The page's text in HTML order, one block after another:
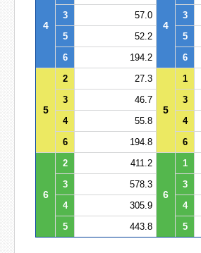
4 4
3
57.0 3
5
52.2 5
6
194.2 6
5
2 27.3
5
1
3
46.7 3
4
55.8 4
6
194.8 6
6
2 411.2
6
1
3
578.3 3
4
305.9 4
5
443.8 5